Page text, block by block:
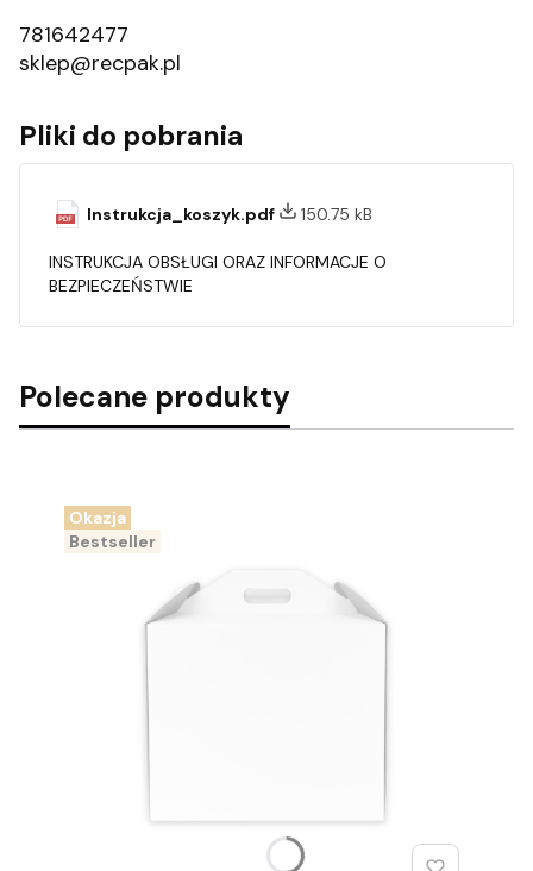
781642477
sklep@recpak.pl
Pliki do pobrania
Instrukcja_koszyk.pdf 150.75 kB
INSTRUKCJA OBSŁUGI ORAZ INFORMACJE O
BEZPIECZEŃSTWIE
Polecane produkty
Okazja
Bestseller